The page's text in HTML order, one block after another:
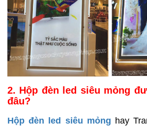
2. Hộp đèn led siêu mỏng
đâu?
Hộp đèn led siêu mỏng hay